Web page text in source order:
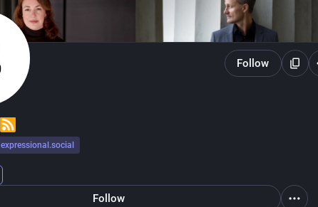
Follow
expressional.social
Follow